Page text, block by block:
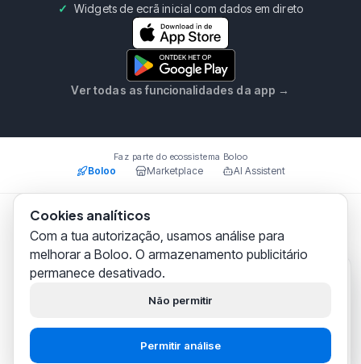
Widgets de ecrã inicial com dados em direto
Ver todas as funcionalidades da app →
Faz parte do ecossistema Boloo
Boloo Marketplace AI Assistent
Boloo B.V. · KvK 75993228
301, 7311SW Apeldoorn
© 2026 Boloo Platform. Todos os direitos reservados.
Termos e condiçõesBoloo
vendedores bol.com
Cookies analíticos
Com a tua autorização, usamos análise para
melhorar a Boloo. O armazenamento publicitário
permanece desativado.
Não permitir
Permitir análise